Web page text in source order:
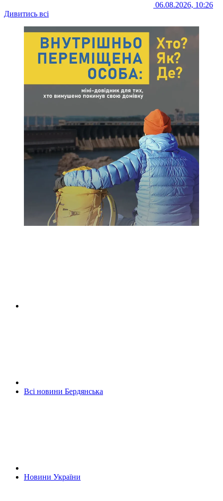
06.08.2026, 10:26
Дивитись всі
Всі новини Бердянська
Новини України